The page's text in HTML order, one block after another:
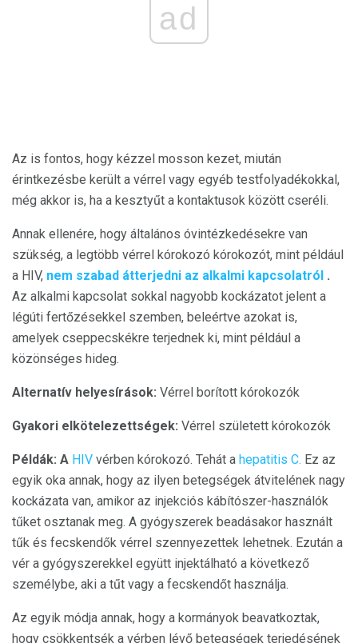
ad
Az is fontos, hogy kézzel mosson kezet, miután
érintkezésbe került a vérrel vagy egyéb testfolyadékokkal,
még akkor is, ha a kesztyűt a kontaktusok között cseréli.
Annak ellenére, hogy általános óvintézkedésekre van
szükség, a legtöbb vérrel kórokozó kórokozót, mint például
a HIV, nem szabad átterjedni az alkalmi kapcsolatról .
Az alkalmi kapcsolat sokkal nagyobb kockázatot jelent a
légúti fertőzésekkel szemben, beleértve azokat is,
amelyek cseppecskékre terjednek ki, mint például a
közönséges hideg.
Alternatív helyesírások: Vérrel borított kórokozók
Gyakori elkötelezettségek: Vérrel született kórokozók
Példák: A HIV vérben kórokozó. Tehát a hepatitis C. Ez az
egyik oka annak, hogy az ilyen betegségek átvitelének nagy
kockázata van, amikor az injekciós kábítószer-használók
tűket osztanak meg. A gyógyszerek beadásakor használt
tűk és fecskendők vérrel szennyezettek lehetnek. Ezután a
vér a gyógyszerekkel együtt injektálható a következő
személybe, aki a tűt vagy a fecskendőt használja.
Az egyik módja annak, hogy a kormányok beavatkoztak,
hogy csökkentsék a vérben lévő betegségek terjedésének